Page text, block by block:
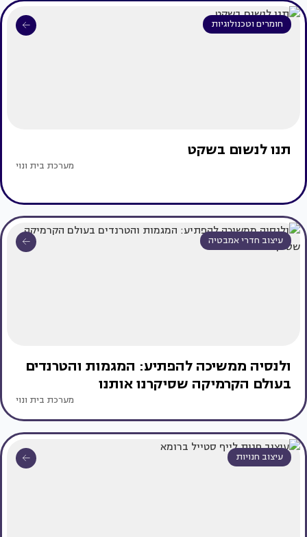
חומרים וטכנולוגיות
תנו לנשום בשקט
מערכת בית ונוי
עיצוב חדרי אמבטיה
ולנסיה ממשיכה להפתיע: המגמות והטרנדים
בעולם הקרמיקה שסיקרנו אותנו
מערכת בית ונוי
עיצוב חנויות